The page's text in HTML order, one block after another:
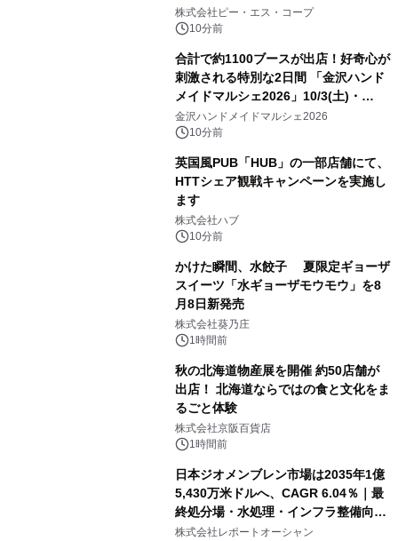
次登場！
株式会社ピー・エス・コープ
10分前
合計で約1100ブースが出店！好奇心が
刺激される特別な2日間 「金沢ハンド
メイドマルシェ2026」10/3(土)・
10/4(日)開催
金沢ハンドメイドマルシェ2026
10分前
英国風PUB「HUB」の一部店舗にて、
HTTシェア観戦キャンペーンを実施し
ます
株式会社ハブ
10分前
かけた瞬間、水餃子 夏限定ギョーザ
スイーツ「水ギョーザモウモウ」を8
月8日新発売
株式会社葵乃庄
1時間前
秋の北海道物産展を開催 約50店舗が
出店！ 北海道ならではの食と文化をま
るごと体験
株式会社京阪百貨店
1時間前
日本ジオメンブレン市場は2035年1億
5,430万米ドルへ、CAGR 6.04％｜最
終処分場・水処理・インフラ整備向け
需要拡大
株式会社レポートオーシャン